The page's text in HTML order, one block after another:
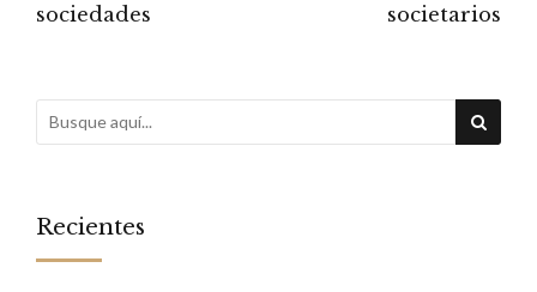
sociedades
societarios
Recientes